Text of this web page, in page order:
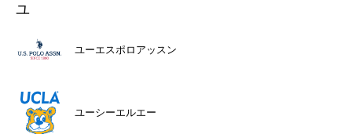
ユ
ユーエスポロアッスン
ユーシーエルエー